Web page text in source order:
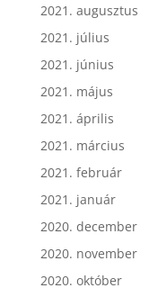
2021. augusztus
2021. július
2021. június
2021. május
2021. április
2021. március
2021. február
2021. január
2020. december
2020. november
2020. október